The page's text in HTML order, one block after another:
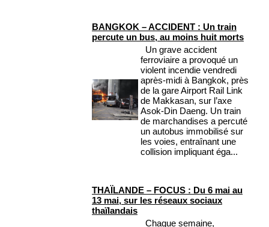
BANGKOK – ACCIDENT : Un train
percute un bus, au moins huit morts
Un grave accident
ferroviaire a provoqué un
violent incendie vendredi
après-midi à Bangkok, près
de la gare Airport Rail Link
de Makkasan, sur l’axe
Asok-Din Daeng. Un train
de marchandises a percuté
un autobus immobilisé sur
les voies, entraînant une
collision impliquant éga...
THAÏLANDE – FOCUS : Du 6 mai au
13 mai, sur les réseaux sociaux
thaïlandais
Chaque semaine,